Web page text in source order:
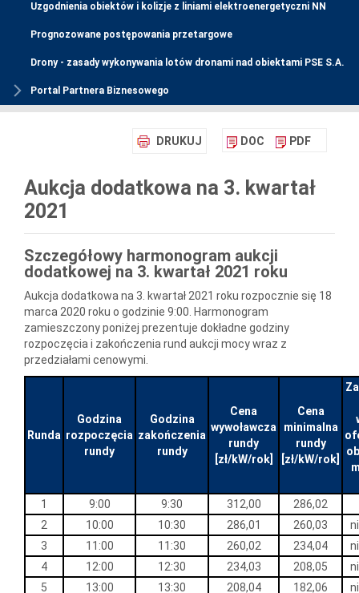
Uzgodnienia obiektów i kolizje z liniami elektroenergetyczni NN
Prognozowane postępowania przetargowe
Drony - zasady wykonywania lotów dronami nad obiektami PSE S.A.
Portal Partnera Biznesowego
DRUKUJ DOC PDF
Aukcja dodatkowa na 3. kwartał
2021
Szczegółowy harmonogram aukcji
dodatkowej na 3. kwartał 2021 roku
Aukcja dodatkowa na 3. kwartał 2021 roku rozpocznie się 18
marca 2020 roku o godzinie 9:00. Harmonogram
zamieszczony poniżej prezentuje dokładne godziny
rozpoczęcia i zakończenia rund aukcji mocy wraz z
przedziałami cenowymi.
Runda
Godzina
rozpoczęcia
rundy
Godzina
zakończenia
rundy
Cena
wywoławcza
rundy
[zł/kW/rok]
Cena
minimalna
rundy
[zł/kW/rok]
1 9:00 9:30 312,00
286,02
2
10:00 10:30 286,01 260,03
3
11:00 11:30 260,02 234,04
4
12:00 12:30 234,03 208,05
5
13:00 13:30 208,04 182,06